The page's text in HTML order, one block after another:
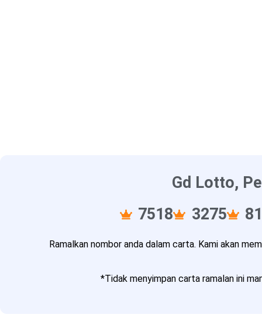
Gd Lotto,
7518
3275
Ramalkan nombor anda dalam carta. Kami akan
*Tidak menyimpan carta ramalan ini